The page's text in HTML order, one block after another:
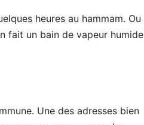
heures au hammam. Ou
fait un bain de vapeur humide
Une des adresses bien